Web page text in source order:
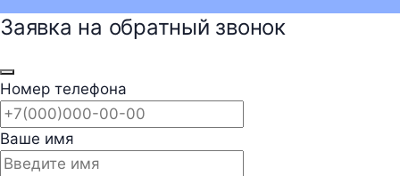
Заявка на обратный звонок
Номер телефона
Ваше имя